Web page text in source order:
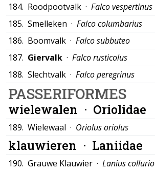
184. Roodpootvalk · Falco vespertinus
185. Smelleken · Falco columbarius
186. Boomvalk · Falco subbuteo
187. Giervalk · Falco rusticolus
188. Slechtvalk · Falco peregrinus
PASSERIFORMES
wielewalen · Oriolidae
189. Wielewaal · Oriolus oriolus
klauwieren · Laniidae
190. Grauwe Klauwier · Lanius collurio